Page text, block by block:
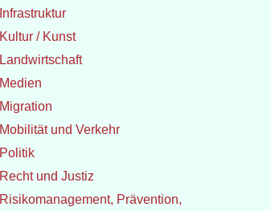
Infrastruktur
Kultur / Kunst
Landwirtschaft
Medien
Migration
Mobilität und Verkehr
Politik
Recht und Justiz
Risikomanagement, Prävention,